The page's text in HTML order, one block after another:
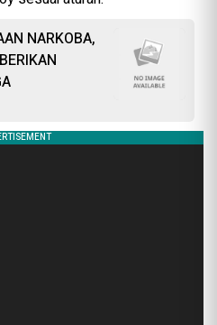
NARKOBA,